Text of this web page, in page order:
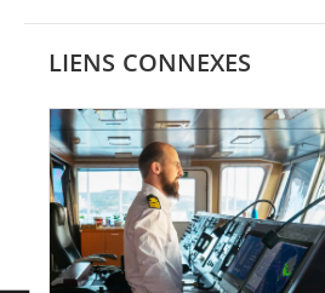
LIENS CONNEXES